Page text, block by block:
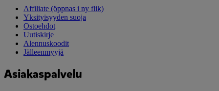
Affiliate (öppnas i ny flik)
Yksityisyyden suoja
Ostoehdot
Uutiskirje
Alennuskoodit
Jälleenmyyjä
Asiakaspalvelu